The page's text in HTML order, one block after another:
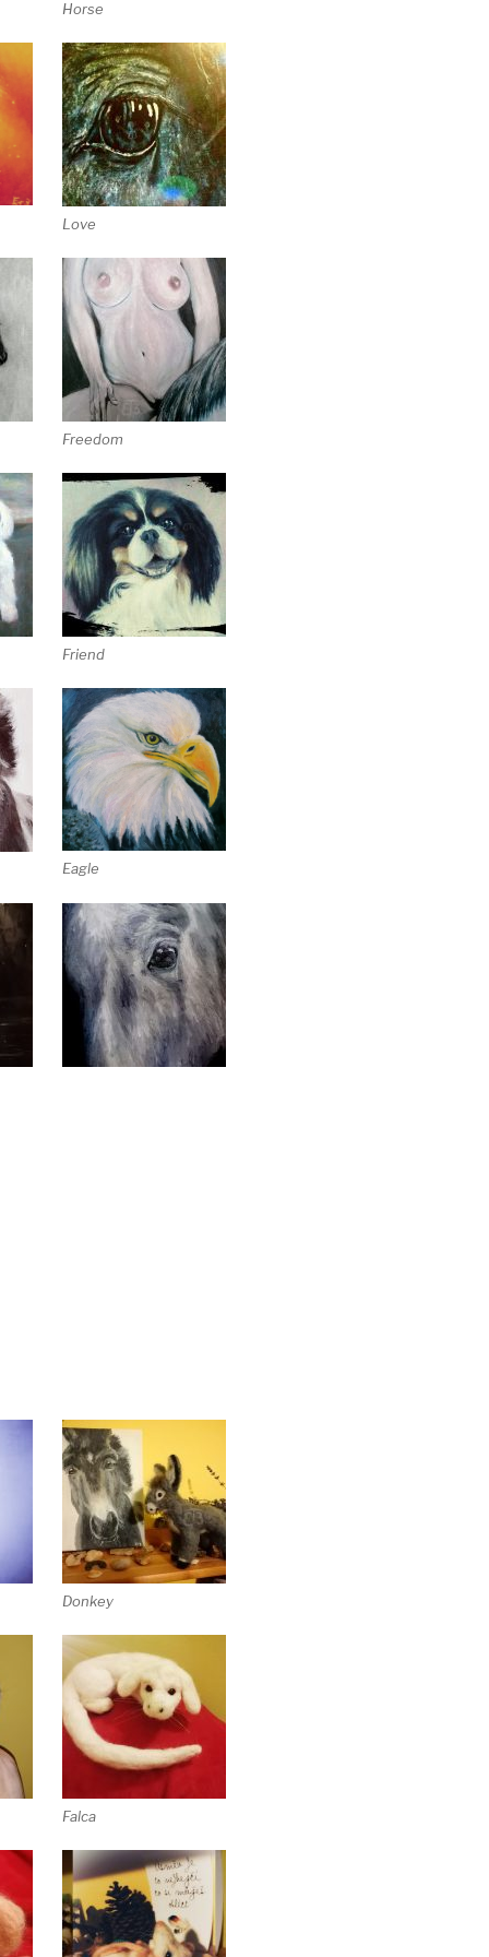
Horse
Love
Freedom
Friend
Eagle
Donkey
Falca